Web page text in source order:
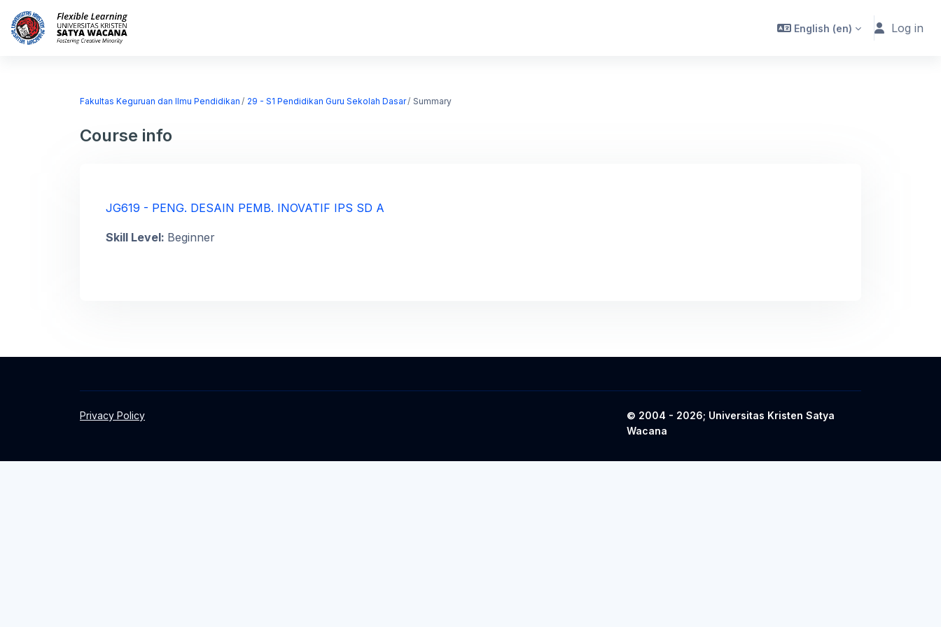
Skip to main content
English ‎(en)‎ Log in
Fakultas Keguruan dan Ilmu Pendidikan 29 - S1 Pendidikan Guru Sekolah Dasar Summary
Course info
JG619 - PENG. DESAIN PEMB. INOVATIF IPS SD A
Skill Level: Beginner
Privacy Policy
© 2004 - 2026; Universitas Kristen Satya
Wacana